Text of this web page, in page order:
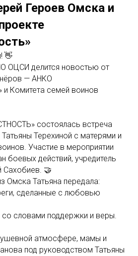
Героев Омска и
👋
ОЦСИ делится новостью от
— АНКО
Комитета семей воинов
состоялась встреча
Терехиной с матерями и
Участие в мероприятии
боевых действий, учредитель
Сахобиев. 🤝
Омска Татьяна передала:
сделанные с любовью
словами поддержки и веры.
атмосфере, мамы и
под руководством Татьяны